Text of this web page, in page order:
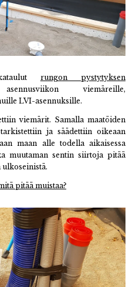
rungon pystytyksen
viemäreille,
LVI-asennuksille.
viemärit. Samalla maatöiden
ja säädettiin oikeaan
maan alle todella aikaisessa
muutaman sentin siirtoja pitää
ulkoseinistä.
pitää muistaa?